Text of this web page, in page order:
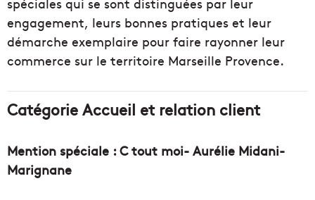
engagement, leurs bonnes pratiques et leur
démarche exemplaire pour faire rayonner leur
commerce sur le territoire Marseille Provence.
Catégorie Accueil et relation client
Mention spéciale : C tout moi- Aurélie Midani-
Marignane